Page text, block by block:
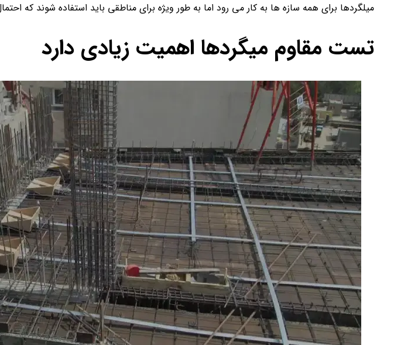
میلگردها برای همه سازه ها به کار می رود اما به طور ویژه برای مناطقی باید استفاده شوند که
تست مقاوم میگردها اهمیت زیادی دارد